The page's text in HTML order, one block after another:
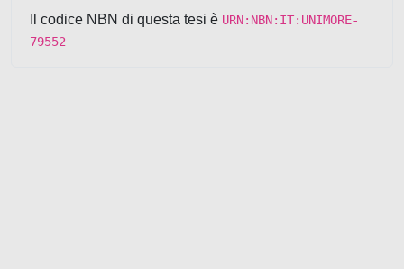
Il codice NBN di questa tesi è URN:NBN:IT:UNIMORE-
79552